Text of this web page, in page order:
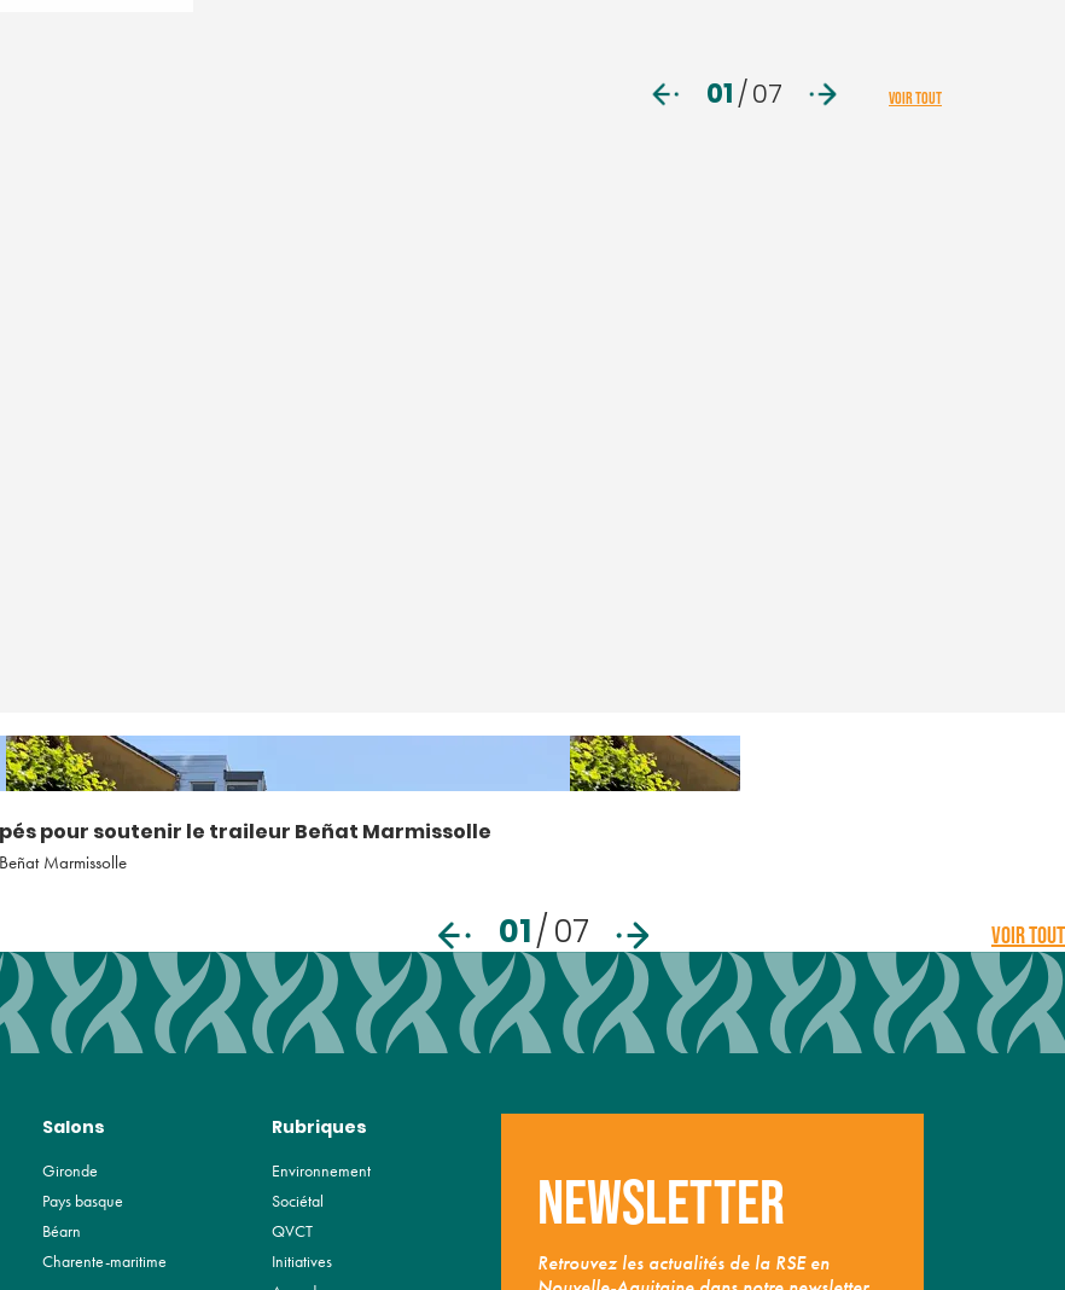
01/07 VOIR TOUT
pour soutenir le traileur Beñat Marmissolle
Marmissolle
01/07 VOIR TOUT
Salons
Gironde
Pays basque
Béarn
Charente-maritime
Rubriques
Environnement
Sociétal
QVCT
Initiatives
Newsletter
Retrouvez les actualités de la RSE en